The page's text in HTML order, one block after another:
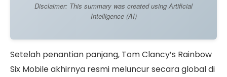
Disclaimer: This summary was created using Artificial
Intelligence (AI)
Setelah penantian panjang, Tom Clancy’s Rainbow
Six Mobile akhirnya resmi meluncur secara global di